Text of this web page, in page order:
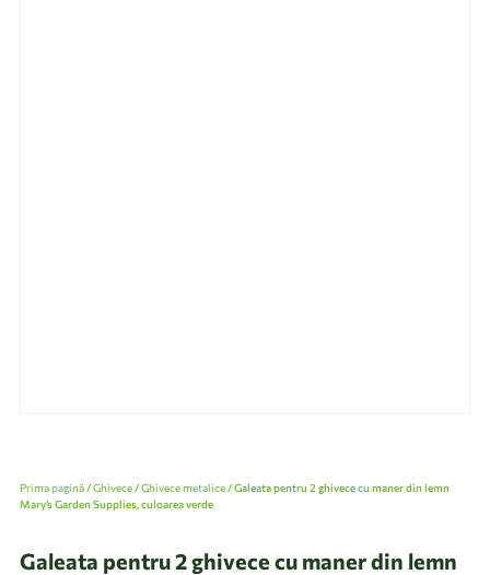
Prima pagină/Ghivece/Ghivece metalice/ Galeata pentru 2 ghivece cu maner din lemn
Mary’s Garden Supplies, culoarea verde
Galeata pentru 2 ghivece cu maner din lemn